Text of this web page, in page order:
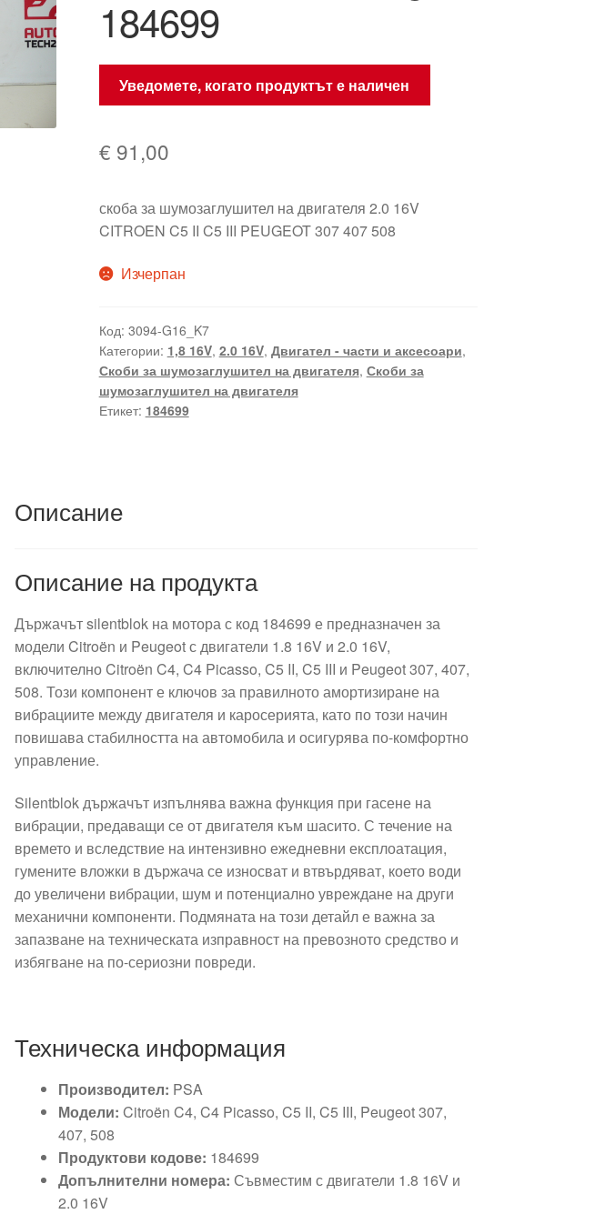
184699
Уведомете, когато продуктът е наличен
€ 91,00
скоба за шумозаглушител на двигателя 2.0 16V
CITROEN C5 II C5 III PEUGEOT 307 407 508
Изчерпан
Код: 3094-G16_K7
Категории: 1,8 16V, 2.0 16V, Двигател - части и аксесоари,
Скоби за шумозаглушител на двигателя, Скоби за
шумозаглушител на двигателя
Етикет: 184699
Описание
Описание на продукта
Държачът silentblok на мотора с код 184699 е предназначен за
модели Citroën и Peugeot с двигатели 1.8 16V и 2.0 16V,
включително Citroën C4, C4 Picasso, C5 II, C5 III и Peugeot 307, 407,
508. Този компонент е ключов за правилното амортизиране на
вибрациите между двигателя и каросерията, като по този начин
повишава стабилността на автомобила и осигурява по-комфортно
управление.
Silentblok държачът изпълнява важна функция при гасене на
вибрации, предаващи се от двигателя към шасито. С течение на
времето и вследствие на интензивно ежедневни експлоатация,
гумените вложки в държача се износват и втвърдяват, което води
до увеличени вибрации, шум и потенциално увреждане на други
механични компоненти. Подмяната на този детайл е важна за
запазване на техническата изправност на превозното средство и
избягване на по-сериозни повреди.
Техническа информация
Производител: PSA
Модели: Citroën C4, C4 Picasso, C5 II, C5 III, Peugeot 307,
407, 508
Продуктови кодове: 184699
Допълнителни номера: Съвместим с двигатели 1.8 16V и
2.0 16V